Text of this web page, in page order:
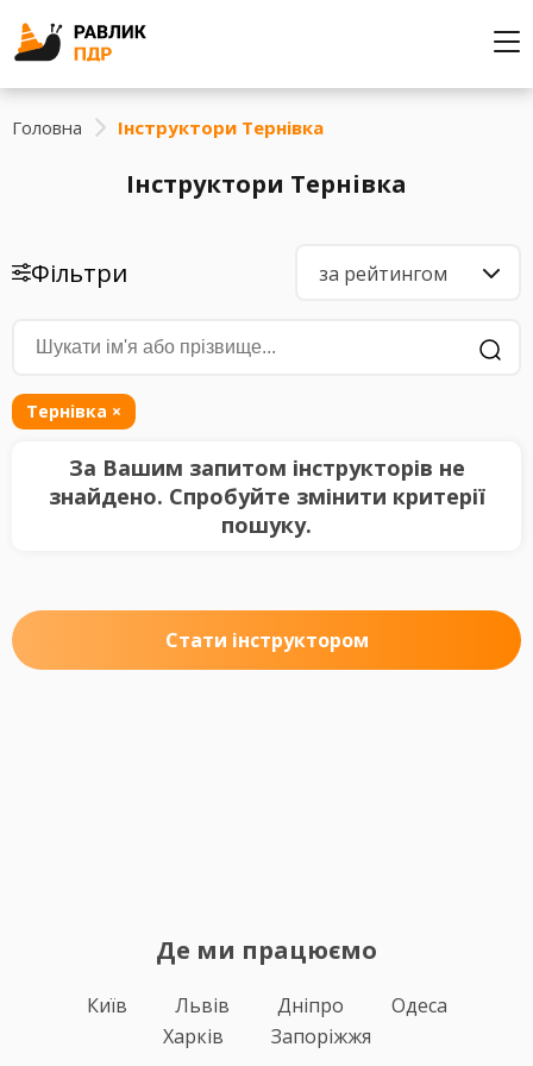
Головна Інструктори Тернівка
Інструктори Тернівка
Фільтри за рейтингом
Тернівка ×
За Вашим запитом інструкторів не
знайдено. Спробуйте змінити критерії
пошуку.
Стати інструктором
Де ми працюємо
Київ Львів Дніпро
Одеса
Харків
Запоріжжя